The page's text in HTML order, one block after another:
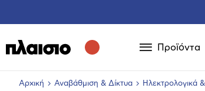
Προϊόντα
Αρχική Αναβάθμιση & Δίκτυα Ηλεκτρολογικά